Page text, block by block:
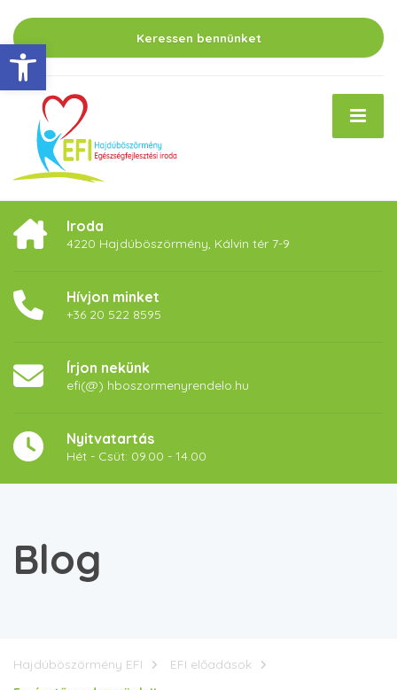
Eszköztár megnyitása
Keressen bennünket
Iroda
4220 Hajdúböszörmény, Kálvin tér 7-9
Hívjon minket
+36 20 522 8595
Írjon nekünk
efi(@) hboszormenyrendelo.hu
Nyitvatartás
Hét - Csüt: 09.00 - 14.00
Blog
Hajdúböszörmény EFI
EFI előadások